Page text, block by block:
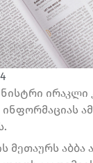
მეთაურს